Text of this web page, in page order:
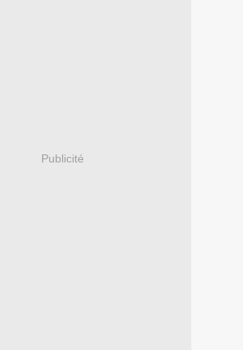
Publicité